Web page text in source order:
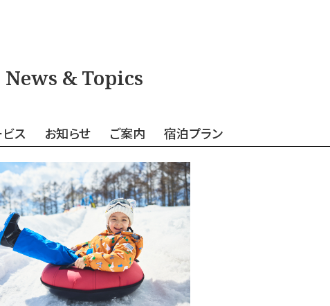
News & Topics
ス お知らせ ご案内 宿泊プラン